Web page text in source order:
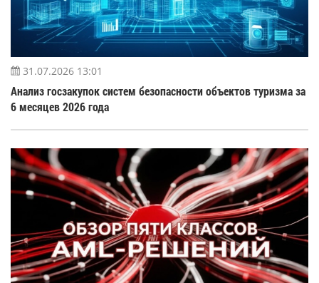
31.07.2026 13:01
Анализ госзакупок систем безопасности объектов туризма за
6 месяцев 2026 года